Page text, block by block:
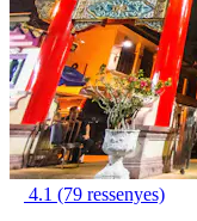
4.1 (79 ressenyes)